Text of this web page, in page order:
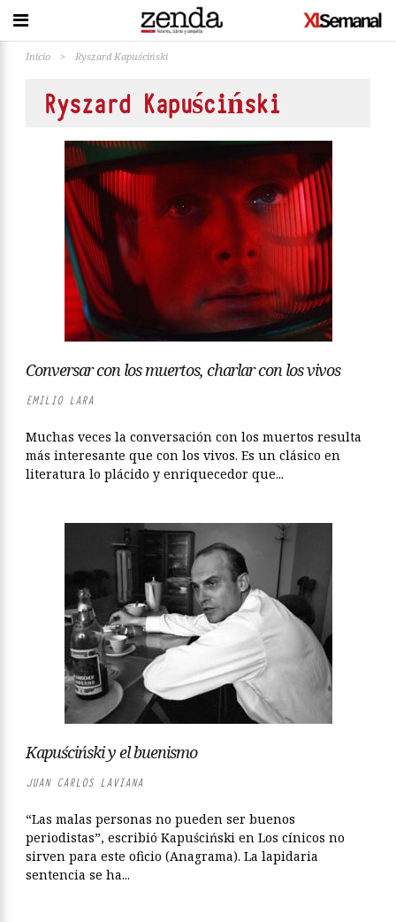
Inicio > Ryszard Kapuściński
Ryszard Kapuściński
Conversar con los muertos, charlar con los vivos
EMILIO LARA
Muchas veces la conversación con los muertos resulta
más interesante que con los vivos. Es un clásico en
literatura lo plácido y enriquecedor que...
Kapuściński y el buenismo
JUAN CARLOS LAVIANA
“Las malas personas no pueden ser buenos
periodistas”, escribió Kapuściński en Los cínicos no
sirven para este oficio (Anagrama). La lapidaria
sentencia se ha...